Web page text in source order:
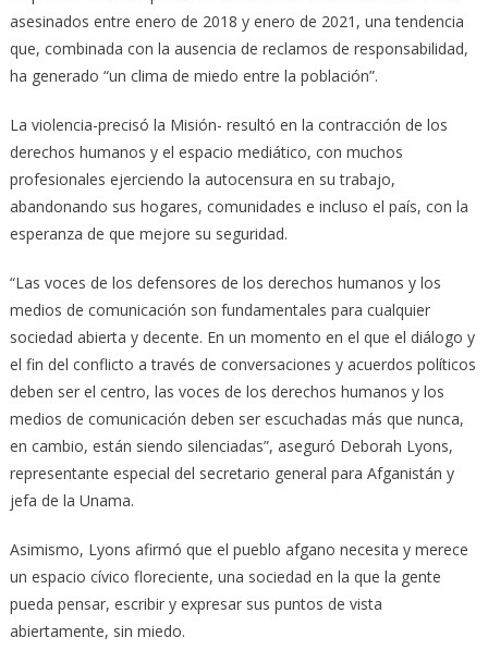
asesinados entre enero de 2018 y enero de 2021, una tendencia
que, combinada con la ausencia de reclamos de responsabilidad,
ha generado “un clima de miedo entre la población”.
La violencia-precisó la Misión- resultó en la contracción de los
derechos humanos y el espacio mediático, con muchos
profesionales ejerciendo la autocensura en su trabajo,
abandonando sus hogares, comunidades e incluso el país, con la
esperanza de que mejore su seguridad.
“Las voces de los defensores de los derechos humanos y los
medios de comunicación son fundamentales para cualquier
sociedad abierta y decente. En un momento en el que el diálogo y
el fin del conflicto a través de conversaciones y acuerdos políticos
deben ser el centro, las voces de los derechos humanos y los
medios de comunicación deben ser escuchadas más que nunca,
en cambio, están siendo silenciadas”, aseguró Deborah Lyons,
representante especial del secretario general para Afganistán y
jefa de la Unama.
Asimismo, Lyons afirmó que el pueblo afgano necesita y merece
un espacio cívico floreciente, una sociedad en la que la gente
pueda pensar, escribir y expresar sus puntos de vista
abiertamente, sin miedo.